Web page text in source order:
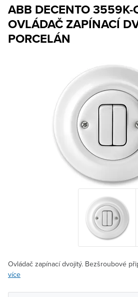
ABB DECENTO
OVLÁDAČ ZAPÍNACÍ
PORCELÁN
Ovládač zapínací dvojitý. Bezšroubové
více